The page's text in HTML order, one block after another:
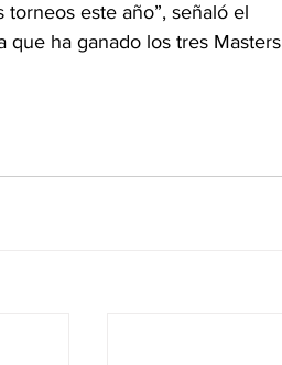
este año”, señaló el
que ha ganado los tres Masters